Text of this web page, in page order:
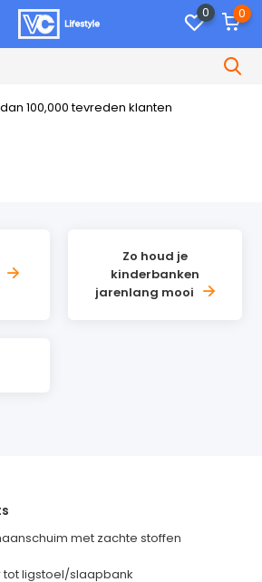
0 0
100,000 tevreden klanten
Zo houd je
kinderbanken
jarenlang mooi
met zachte stoffen
tot ligstoel/slaapbank